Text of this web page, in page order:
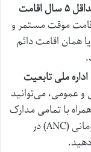
گام ۵: درخواست اقامت دائم (پس از حداقل ۵ سال اقامت
۵ سال اقامت موقت مستمر و
همان اقامت دائم
اداره ملی تابعیت
و عمومی، می‌توانید
با تمامی مدارک
لازم، به دفتر مرکزی اداره ملی تابعیت رومانی (ANC) در